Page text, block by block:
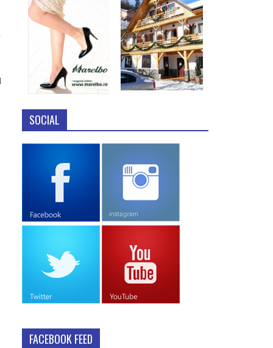
SOCIAL
FACEBOOK FEED